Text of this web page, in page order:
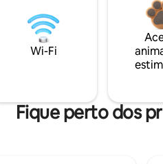
Wi-Fi
Fique perto dos